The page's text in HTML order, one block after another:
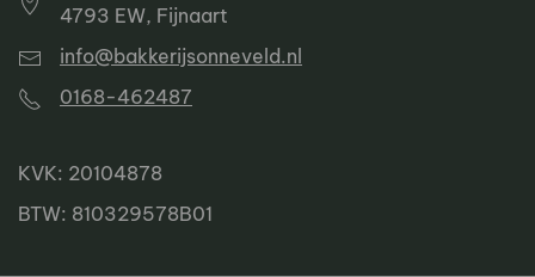
4793 EW, Fijnaart
info@bakkerijsonneveld.nl
0168-462487
KVK: 20104878
BTW: 810329578B01